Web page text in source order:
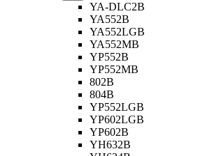
YA-DLC2B
YA552B
YA552LGB
YA552MB
YP552B
YP552MB
802B
804B
YP552LGB
YP602LGB
YP602B
YH632B